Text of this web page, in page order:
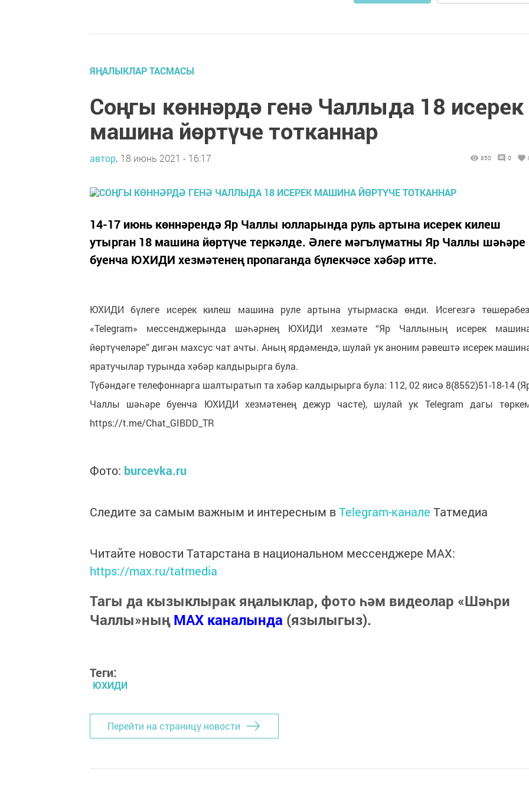
ЯҢАЛЫКЛАР ТАСМАСЫ
Соңгы көннәрдә генә Чаллыда 18 исерек
машина йөртүче тотканнар
автор, 18 июнь 2021 - 16:17 850 0
14-17 июнь көннәрендә Яр Чаллы юлларында руль артына исерек килеш
утырган 18 машина йөртүче теркәлде. Әлеге мәгълүматны Яр Чаллы шәһәре
буенча ЮХИДИ хезмәтенең пропаганда бүлекчәсе хәбәр итте.
ЮХИДИ бүлеге исерек килеш машина руле артына утырмаска өнди. Исегезгә
«Telegram» мессенджерында шәһәрнең ЮХИДИ хезмәте “Яр Чаллының исерек
йөртүчеләре” дигән махсус чат ачты. Аның ярдәмендә, шулай ук аноним рәвештә исерек
яратучылар турында хәбәр калдырырга була.
Түбәндәге телефоннарга шалтыратып та хәбәр калдырырга була: 112, 02 яисә 8(8552)51-18-14
Чаллы шәһәре буенча ЮХИДИ хезмәтенең дежур часте), шулай ук Telegram дагы
https://t.me/Chat_GIBDD_TR
Фото: burcevka.ru
Следите за самым важным и интересным вTelegram-канале Татмедиа
Читайте новости Татарстана в национальном мессенджере MАХ:
https://max.ru/tatmedia
Тагы да кызыклырак яңалыклар, фото һәм видеолар «Шәһри
Чаллы»ныңMAX каналында (язылыгыз).
Теги:
ЮХИДИ
Перейти на страницу новости